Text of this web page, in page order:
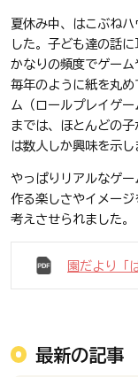
夏休み中、はこぶね
した。子ども達の話
かなりの頻度でゲーム
毎年のように紙を丸
ム（ロールプレイゲ
までは、ほとんどの
は数人しか興味を示し
やっぱりリアルなゲ
作る楽しさやイメー
考えさせられました。
園だより「
最新の記事